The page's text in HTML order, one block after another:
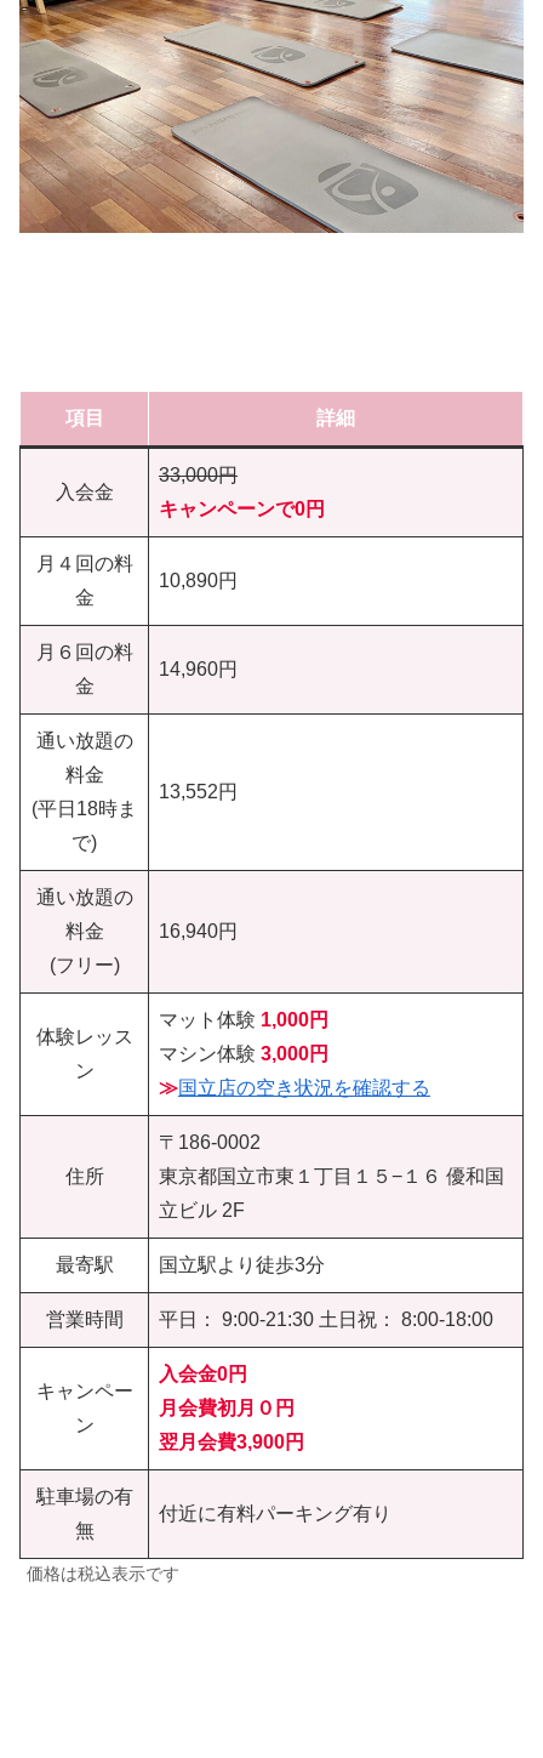
項目 詳細
入会金
33,000円
キャンペーンで0円
月４回の料
金
10,890円
月６回の料
金
14,960円
通い放題の
料金
(平日18時ま
で)
13,552円
通い放題の
料金
(フリー)
16,940円
体験レッス
ン
マット体験 1,000円
マシン体験 3,000円
≫国立店の空き状況を確認する
住所
〒186-0002
東京都国立市東１丁目１５−１６ 優和国
立ビル 2F
最寄駅 国立駅より徒歩3分
営業時間 平日： 9:00-21:30 土日祝： 8:00-18:00
キャンペー
ン
入会金0円
月会費初月０円
翌月会費3,900円
駐車場の有
無
付近に有料パーキング有り
価格は税込表示です